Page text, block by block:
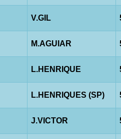
V.GIL
M.AGUIAR
L.HENRIQUE
L.HENRIQUES (SP)
J.VICTOR